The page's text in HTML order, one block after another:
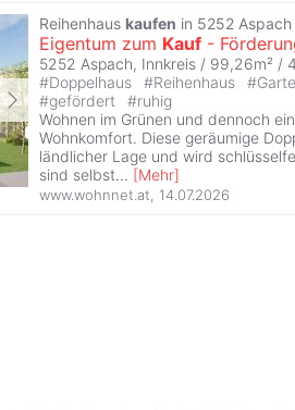
Reihenhaus kaufen in 5252 Aspach
Eigentum zum Kauf -
5252 Aspach, Innkreis / 99,26m² /
#Doppelhaus #Reihenhaus #
#gefördert #ruhig
Wohnen im Grünen und dennoch
Wohnkomfort. Diese geräumige
ländlicher Lage und wird
sind selbst... [Mehr]
www.wohnnet.at 14.07.2026